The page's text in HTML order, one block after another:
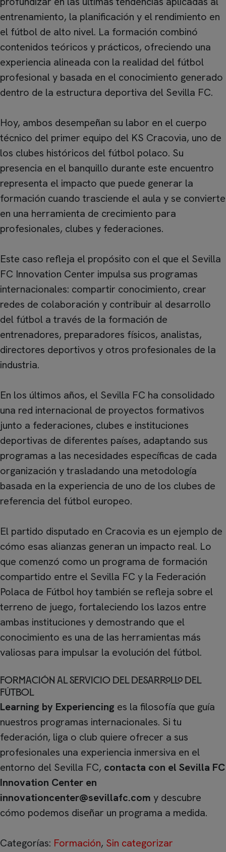
entrenamiento, la planificación y el rendimiento en
el fútbol de alto nivel. La formación combinó
contenidos teóricos y prácticos, ofreciendo una
experiencia alineada con la realidad del fútbol
profesional y basada en el conocimiento generado
dentro de la estructura deportiva del Sevilla FC.
Hoy, ambos desempeñan su labor en el cuerpo
técnico del primer equipo del KS Cracovia, uno de
los clubes históricos del fútbol polaco. Su
presencia en el banquillo durante este encuentro
representa el impacto que puede generar la
formación cuando trasciende el aula y se convierte
en una herramienta de crecimiento para
profesionales, clubes y federaciones.
Este caso refleja el propósito con el que el Sevilla
FC Innovation Center impulsa sus programas
internacionales: compartir conocimiento, crear
redes de colaboración y contribuir al desarrollo
del fútbol a través de la formación de
entrenadores, preparadores físicos, analistas,
directores deportivos y otros profesionales de la
industria.
En los últimos años, el Sevilla FC ha consolidado
una red internacional de proyectos formativos
junto a federaciones, clubes e instituciones
deportivas de diferentes países, adaptando sus
programas a las necesidades específicas de cada
organización y trasladando una metodología
basada en la experiencia de uno de los clubes de
referencia del fútbol europeo.
El partido disputado en Cracovia es un ejemplo de
cómo esas alianzas generan un impacto real. Lo
que comenzó como un programa de formación
compartido entre el Sevilla FC y la Federación
Polaca de Fútbol hoy también se refleja sobre el
terreno de juego, fortaleciendo los lazos entre
ambas instituciones y demostrando que el
conocimiento es una de las herramientas más
valiosas para impulsar la evolución del fútbol.
Formación al servicio del desarrollo del
fútbol
Learning by Experiencing es la filosofía que guía
nuestros programas internacionales. Si tu
federación, liga o club quiere ofrecer a sus
profesionales una experiencia inmersiva en el
entorno del Sevilla FC, contacta con el Sevilla FC
Innovation Center en
innovationcenter@sevillafc.com y descubre
cómo podemos diseñar un programa a medida.
Categorías: Formación, Sin categorizar